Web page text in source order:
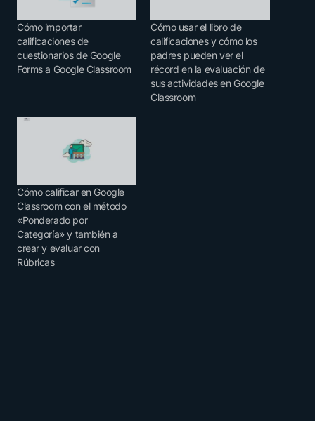
Cómo importar
calificaciones de
cuestionarios de Google
Forms a Google Classroom
Cómo usar el libro de
calificaciones y cómo los
padres pueden ver el
récord en la evaluación de
sus actividades en Google
Classroom
Cómo calificar en Google
Classroom con el método
«Ponderado por
Categoría» y también a
crear y evaluar con
Rúbricas